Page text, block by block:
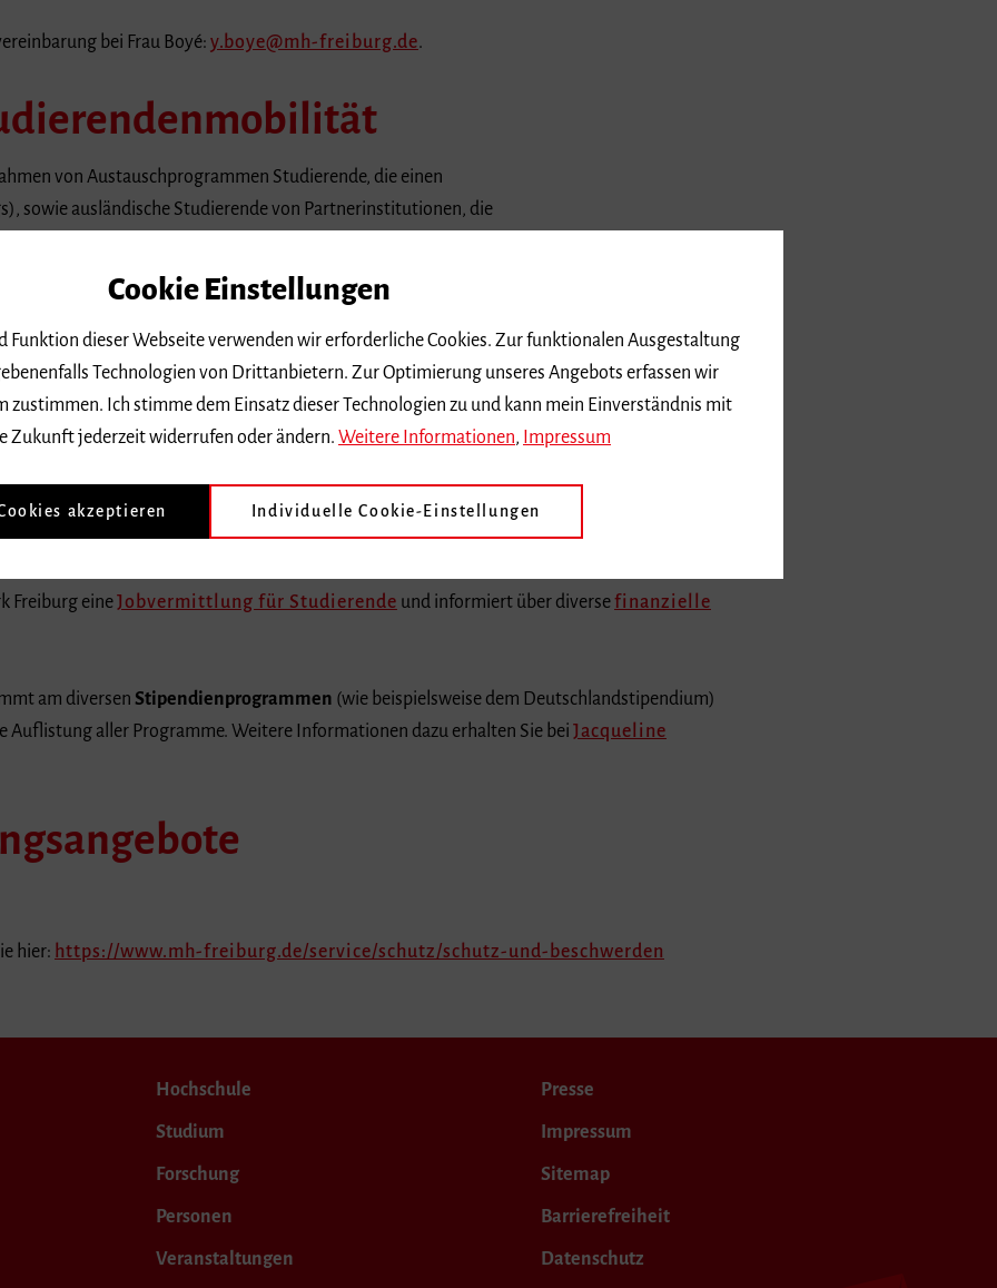
bei Frau Boyé: y.boye mh-freiburg.de.
von Austauschprogrammen Studierende, die einen
sowie ausländische Studierende von Partnerinstitutionen, die
Partnerhochschulen und anderes erfahren Sie auf den
eine allgemeine
-Beratung angeboten, die genauen Kontakte zu den
zum Download finden Sie unterwww.swfr.de/geld/bafoeg.
Freiburg eineJobvermittlung für Studierende und informiert über diversefinanzielle
am diversen Stipendienprogrammen (wie beispielsweise dem Deutschlandstipendium)
Auflistung aller Programme. Weitere Informationen dazu erhalten Sie bei Jacqueline
hier: https://www.mh-freiburg.de/service/schutz/schutz-und-beschwerden
Hochschule
Studium
Forschung
Personen
Veranstaltungen
Presse
Impressum
Sitemap
Barrierefreiheit
Datenschutz
Cookie Einstellungen
Funktion dieser Webseite verwenden wir erforderliche Cookies. Zur funktionalen Ausgestaltung
Technologien von Drittanbietern. Zur Optimierung unseres Angebots erfassen wir
zustimmen. Ich stimme dem Einsatz dieser Technologien zu und kann mein Einverständnis mit
Zukunft jederzeit widerrufen oder ändern. Weitere Informationen, Impressum
akzeptieren Individuelle Cookie-Einstellungen